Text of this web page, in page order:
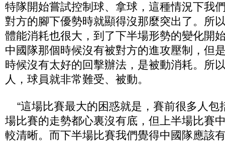
特隊開始嘗試控制球、拿球，這種情況下我
對方的腳下優勢時就顯得沒那麼突出了。所
體能消耗也很大，到了下半場形勢的變化開
中國隊那個時候沒有被對方的進攻壓制，但
時候沒有太好的回擊辦法，是被動消耗。所
人，球員就非常難受、被動。
“這場比賽最大的困惑就是，賽前很多人包
場比賽的走勢都心裏沒有底，但上半場比賽
較清晰。而下半場比賽我們覺得中國隊應該